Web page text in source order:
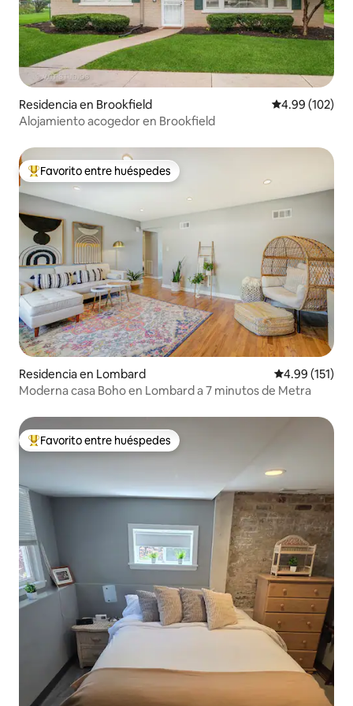
Residencia en Brookfield Calificación
4.99 (102)
Alojamiento acogedor en Brookfield
De los mejores en Favorito entre huéspedes
Favorito entre huéspedes
Residencia en Lombard Calificación
4.99 (151)
Moderna casa Boho en Lombard a 7 minutos de Metra
De los mejores en Favorito entre huéspedes
Favorito entre huéspedes